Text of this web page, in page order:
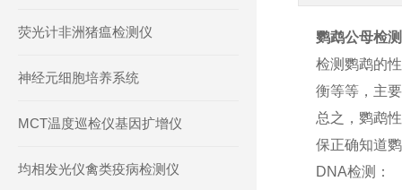
鹦鹉公母检
检测鹦鹉的
衡等等，主
总之，鹦鹉
保正确知道
DNA检测：
荧光计非洲猪瘟检测仪
神经元细胞培养系统
MCT温度巡检仪基因扩增仪
均相发光仪禽类疫病检测仪